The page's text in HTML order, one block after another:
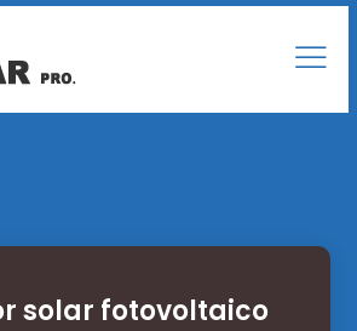
solar fotovoltaico